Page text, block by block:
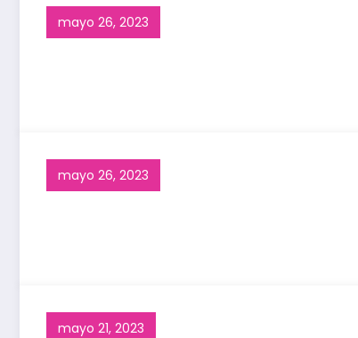
mayo 26, 2023
mayo 26, 2023
mayo 21, 2023